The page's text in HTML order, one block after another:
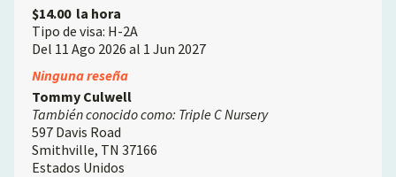
$14.00 la hora
Tipo de visa: H-2A
Del 11 Ago 2026 al 1 Jun 2027
Employer
Ninguna reseña
Tommy Culwell
También conocido como: Triple C Nursery
597 Davis Road
Smithville, TN 37166
Estados Unidos